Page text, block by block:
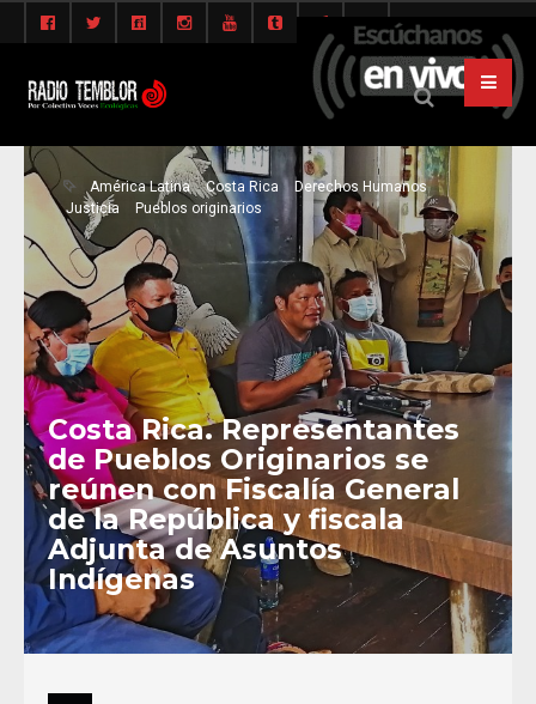
América Latina Costa Rica
Derechos Humanos
Justicia
Pueblos originarios
Costa Rica. Representantes
de Pueblos Originarios se
reúnen con Fiscalía General
de la República y fiscala
Adjunta de Asuntos
Indígenas